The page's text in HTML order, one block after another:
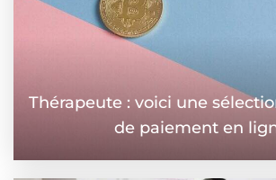
Thérapeute : voici une
de paiement en